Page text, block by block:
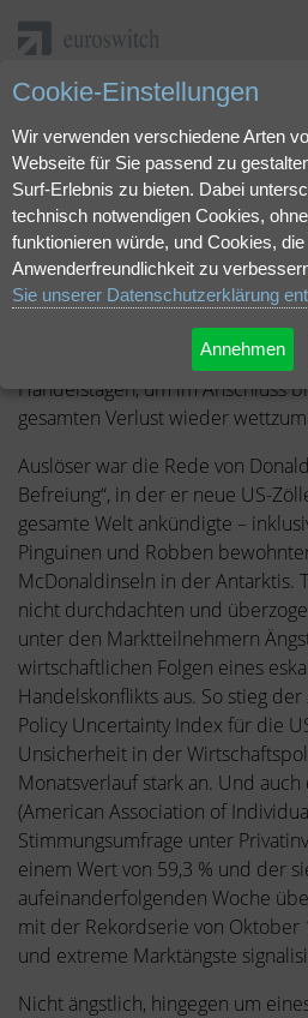
"Wilder Wellengang" als pdf
April 2025 | Markteinschätzung
Wilder
Der seit Oktober 2022
April einen wilden Wellengang:
seinem Zwischenhoch am 2.
Handelstagen, um im Anschluss
gesamten Verlust wieder
Auslöser war die Rede von
Befreiung“, in der er neue US-
gesamte Welt ankündigte –
Pinguinen und Robben
McDonaldinseln in der Antarktis.
nicht durchdachten und
unter den Marktteilnehmern
wirtschaftlichen Folgen eines
Handelskonflikts aus. So stieg
Policy Uncertainty Index für die
Unsicherheit in der
Monatsverlauf stark an. Und
(American Association of
Stimmungsumfrage unter
einem Wert von 59,3 % und der
aufeinanderfolgenden Woche
mit der Rekordserie von Oktober
und extreme Marktängste
Nicht ängstlich, hingegen um
Cookie-Einstellungen
Wir verwenden verschiedene Arten
Webseite für Sie passend zu
Surf-Erlebnis zu bieten. Dabei
technisch notwendigen Cookies,
funktionieren würde, und Cookies,
Anwenderfreundlichkeit zu
Sie unserer Datenschutzerklärung
Annehmen